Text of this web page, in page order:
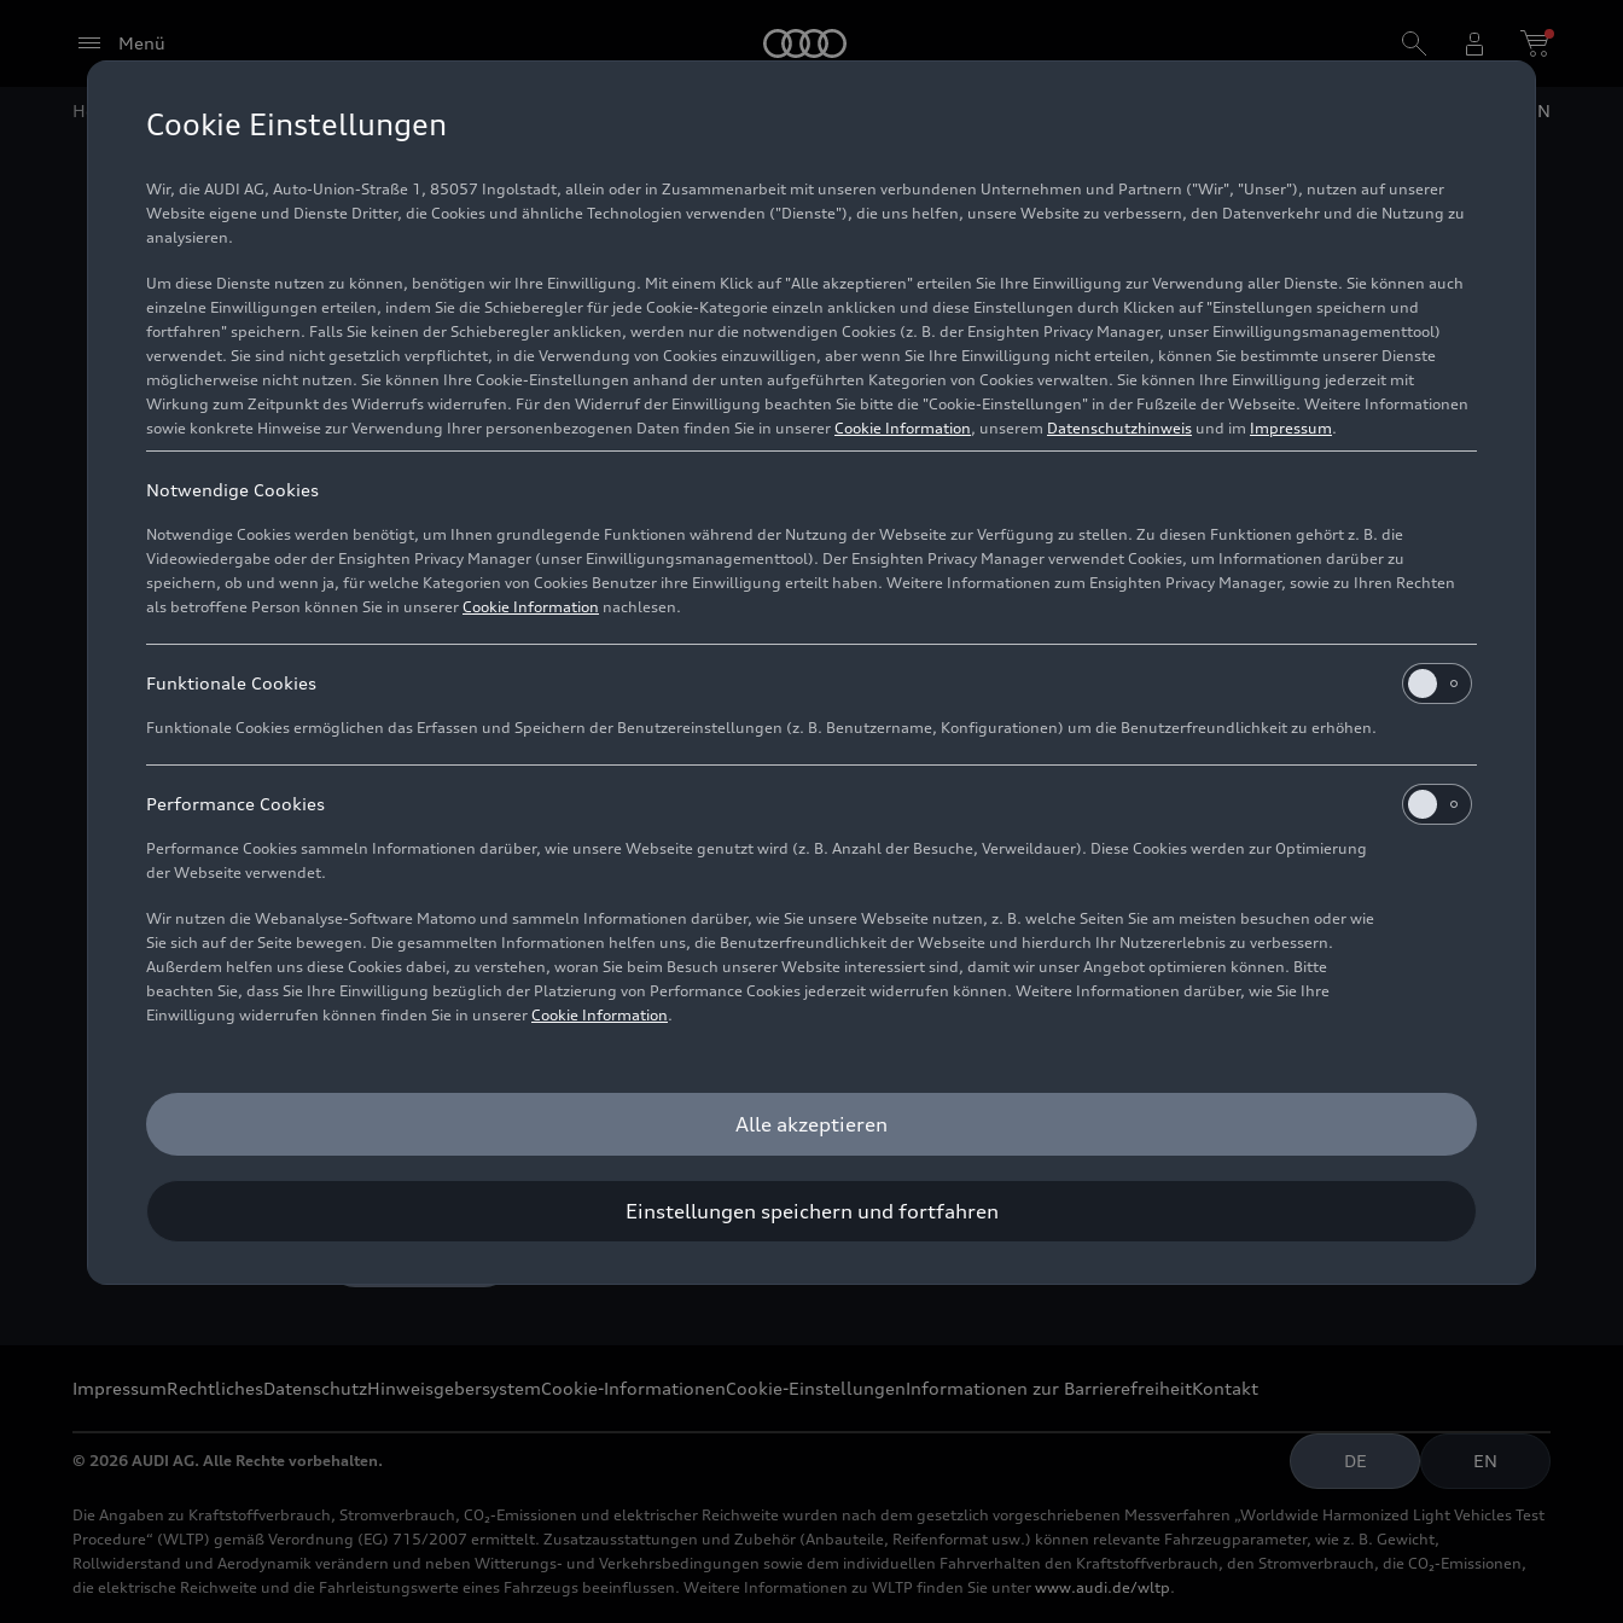
Menü
Home Audi Media Center Fotos EN
Audi S8
Foto 04.02.2022
ImpressumRechtlichesDatenschutzHinweisgebersystemCookie-InformationenCookie-EinstellungenInformationen zur BarrierefreiheitKontakt
© 2026 AUDI AG. Alle Rechte vorbehalten. DE EN
Die Angaben zu Kraftstoffverbrauch, Stromverbrauch, CO₂-Emissionen und elektrischer Reichweite wurden nach dem gesetzlich vorgeschriebenen Messverfahren „Worldwide Harmonized Light Vehicles Test
Procedure“ (WLTP) gemäß Verordnung (EG) 715/2007 ermittelt. Zusatzausstattungen und Zubehör (Anbauteile, Reifenformat usw.) können relevante Fahrzeugparameter, wie z. B. Gewicht,
Rollwiderstand und Aerodynamik verändern und neben Witterungs- und Verkehrsbedingungen sowie dem individuellen Fahrverhalten den Kraftstoffverbrauch, den Stromverbrauch, die CO₂-Emissionen,
die elektrische Reichweite und die Fahrleistungswerte eines Fahrzeugs beeinflussen. Weitere Informationen zu WLTP finden Sie unter www.audi.de/wltp.
Cookie Einstellungen
Wir, die AUDI AG, Auto-Union-Straße 1, 85057 Ingolstadt, allein oder in Zusammenarbeit mit unseren verbundenen Unternehmen und Partnern ("Wir", "Unser"), nutzen auf unserer
Website eigene und Dienste Dritter, die Cookies und ähnliche Technologien verwenden ("Dienste"), die uns helfen, unsere Website zu verbessern, den Datenverkehr und die Nutzung zu
analysieren.
Um diese Dienste nutzen zu können, benötigen wir Ihre Einwilligung. Mit einem Klick auf "Alle akzeptieren" erteilen Sie Ihre Einwilligung zur Verwendung aller Dienste. Sie können auch
einzelne Einwilligungen erteilen, indem Sie die Schieberegler für jede Cookie-Kategorie einzeln anklicken und diese Einstellungen durch Klicken auf "Einstellungen speichern und
fortfahren" speichern. Falls Sie keinen der Schieberegler anklicken, werden nur die notwendigen Cookies (z. B. der Ensighten Privacy Manager, unser Einwilligungsmanagementtool)
verwendet. Sie sind nicht gesetzlich verpflichtet, in die Verwendung von Cookies einzuwilligen, aber wenn Sie Ihre Einwilligung nicht erteilen, können Sie bestimmte unserer Dienste
möglicherweise nicht nutzen. Sie können Ihre Cookie-Einstellungen anhand der unten aufgeführten Kategorien von Cookies verwalten. Sie können Ihre Einwilligung jederzeit mit
Wirkung zum Zeitpunkt des Widerrufs widerrufen. Für den Widerruf der Einwilligung beachten Sie bitte die "Cookie-Einstellungen" in der Fußzeile der Webseite. Weitere Informationen
sowie konkrete Hinweise zur Verwendung Ihrer personenbezogenen Daten finden Sie in unserer Cookie Information, unserem Datenschutzhinweis und im Impressum.
Notwendige Cookies
Notwendige Cookies werden benötigt, um Ihnen grundlegende Funktionen während der Nutzung der Webseite zur Verfügung zu stellen. Zu diesen Funktionen gehört z. B. die
Videowiedergabe oder der Ensighten Privacy Manager (unser Einwilligungsmanagementtool). Der Ensighten Privacy Manager verwendet Cookies, um Informationen darüber zu
speichern, ob und wenn ja, für welche Kategorien von Cookies Benutzer ihre Einwilligung erteilt haben. Weitere Informationen zum Ensighten Privacy Manager, sowie zu Ihren Rechten
als betroffene Person können Sie in unserer Cookie Information nachlesen.
Funktionale Cookies
Funktionale Cookies ermöglichen das Erfassen und Speichern der Benutzereinstellungen (z. B. Benutzername, Konfigurationen) um die Benutzerfreundlichkeit zu erhöhen.
Performance Cookies
Performance Cookies sammeln Informationen darüber, wie unsere Webseite genutzt wird (z. B. Anzahl der Besuche, Verweildauer). Diese Cookies werden zur Optimierung
der Webseite verwendet.
Wir nutzen die Webanalyse-Software Matomo und sammeln Informationen darüber, wie Sie unsere Webseite nutzen, z. B. welche Seiten Sie am meisten besuchen oder wie
Sie sich auf der Seite bewegen. Die gesammelten Informationen helfen uns, die Benutzerfreundlichkeit der Webseite und hierdurch Ihr Nutzererlebnis zu verbessern.
Außerdem helfen uns diese Cookies dabei, zu verstehen, woran Sie beim Besuch unserer Website interessiert sind, damit wir unser Angebot optimieren können. Bitte
beachten Sie, dass Sie Ihre Einwilligung bezüglich der Platzierung von Performance Cookies jederzeit widerrufen können. Weitere Informationen darüber, wie Sie Ihre
Einwilligung widerrufen können finden Sie in unserer Cookie Information.
Alle akzeptieren
Einstellungen speichern und fortfahren